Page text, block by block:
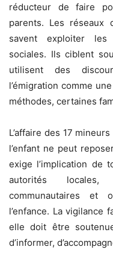
réducteur de faire
parents. Les réseaux
savent exploiter les
sociales. Ils ciblent
utilisent des
l’émigration comme
méthodes, certaines
L’affaire des 17
l’enfant ne peut
exige l’implication de
autorités locales,
communautaires et
l’enfance. La vigilance
elle doit être
d’informer,